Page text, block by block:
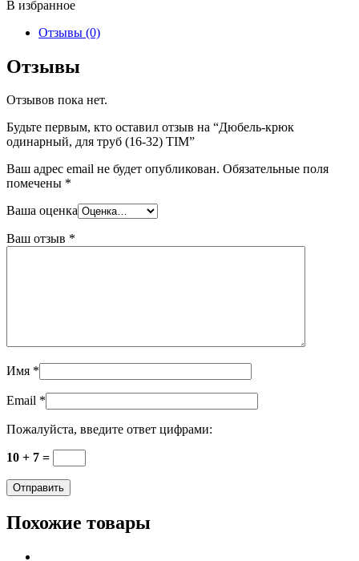
В избранное
Отзывы (0)
Отзывы
Отзывов пока нет.
Будьте первым, кто оставил отзыв на “Дюбель-крюк
одинарный, для труб (16-32) TIM”
Ваш адрес email не будет опубликован. Обязательные поля
помечены *
Ваша оценка
Ваш отзыв *
Имя *
Email *
Пожалуйста, введите ответ цифрами:
10 + 7 =
Похожие товары